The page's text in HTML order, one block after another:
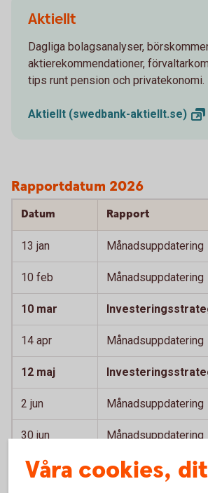
Aktiellt
Dagliga bolagsanalyser,
aktierekommendationer,
tips runt pension och privatekonomi.
Aktiellt (swedbank-aktiellt.se)
Rapportdatum 2026
Datum Rapport
13 jan Månadsuppdatering
10 feb Månadsuppdatering
10 mar
14 apr Månadsuppdatering
12 maj
2 jun Månadsuppdatering
30 jun Månadsuppdatering
11 aug Månadsuppdatering
Våra cookies,